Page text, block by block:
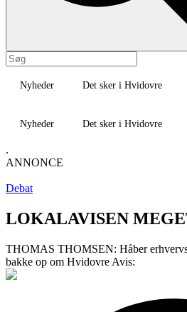
Nyheder Det sker i Hvidovre
Nyheder Det sker i Hvidovre
.
ANNONCE
Debat
LOKALAVISEN
THOMAS THOMSEN: Håber
bakke op om Hvidovre Avis: